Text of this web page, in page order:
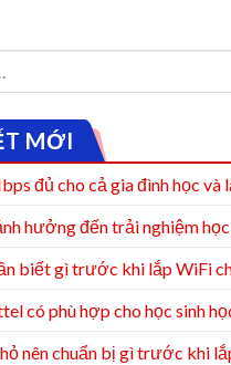
MỚI
đủ cho cả gia đình học và
hưởng đến trải nghiệm
biết gì trước khi lắp WiFi
có phù hợp cho học sinh
nên chuẩn bị gì trước khi